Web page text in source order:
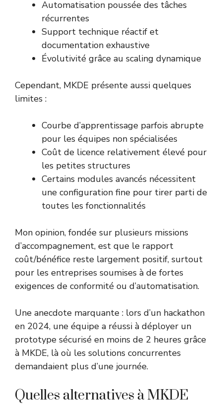
Automatisation poussée des tâches
récurrentes
Support technique réactif et
documentation exhaustive
Évolutivité grâce au scaling dynamique
Cependant, MKDE présente aussi quelques
limites :
Courbe d’apprentissage parfois abrupte
pour les équipes non spécialisées
Coût de licence relativement élevé pour
les petites structures
Certains modules avancés nécessitent
une configuration fine pour tirer parti de
toutes les fonctionnalités
Mon opinion, fondée sur plusieurs missions
d’accompagnement, est que le rapport
coût/bénéfice reste largement positif, surtout
pour les entreprises soumises à de fortes
exigences de conformité ou d’automatisation.
Une anecdote marquante : lors d’un hackathon
en 2024, une équipe a réussi à déployer un
prototype sécurisé en moins de 2 heures grâce
à MKDE, là où les solutions concurrentes
demandaient plus d’une journée.
Quelles alternatives à MKDE